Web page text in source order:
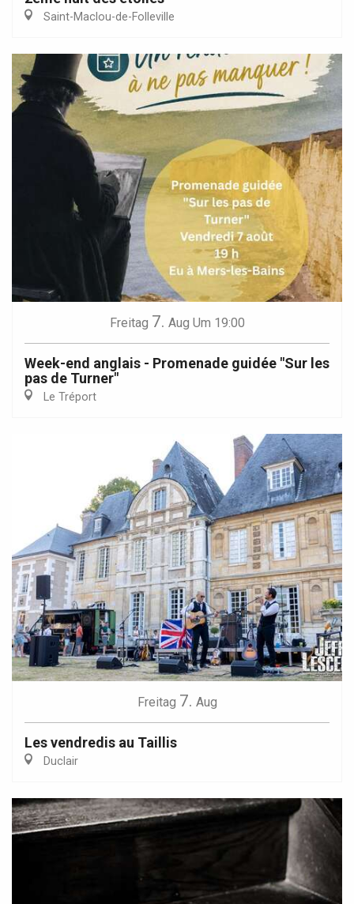
Saint-Maclou-de-Folleville
Freitag 7. Aug Um 19:00
Week-end anglais - Promenade guidée "Sur les
pas de Turner"
Le Tréport
Freitag 7. Aug
Les vendredis au Taillis
Duclair